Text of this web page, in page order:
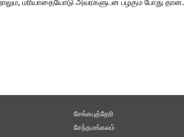
மரியாதையோடு அவர்களுடன் பழகும் போது தான்.
சேங்கபுத்தேரி
சேந்தமங்கலம்